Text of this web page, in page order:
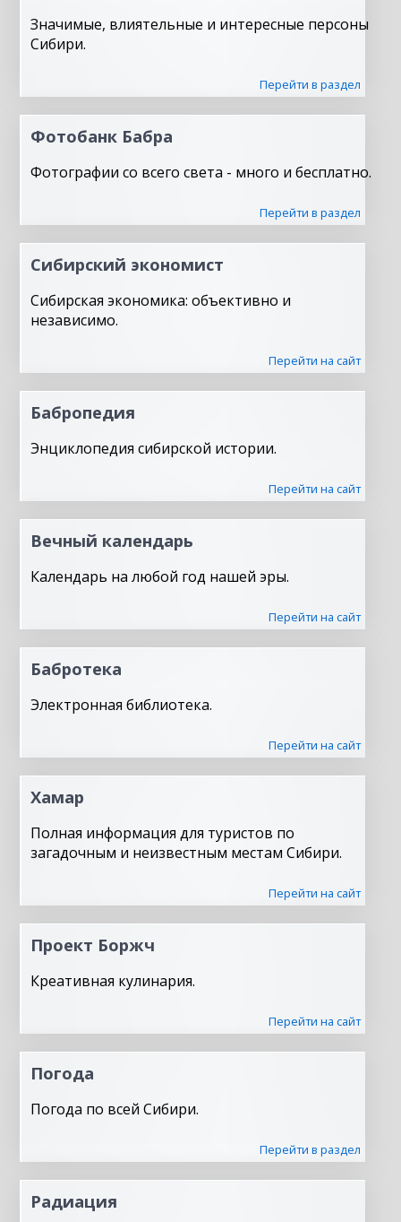
Значимые, влиятельные и интересные персоны
Сибири.
Перейти в раздел
Фотобанк Бабра
Фотографии со всего света - много и бесплатно.
Перейти в раздел
Сибирский экономист
Сибирская экономика: объективно и
независимо.
Перейти на сайт
Бабропедия
Энциклопедия сибирской истории.
Перейти на сайт
Вечный календарь
Календарь на любой год нашей эры.
Перейти на сайт
Бабротека
Электронная библиотека.
Перейти на сайт
Хамар
Полная информация для туристов по
загадочным и неизвестным местам Сибири.
Перейти на сайт
Проект Боржч
Креативная кулинария.
Перейти на сайт
Погода
Погода по всей Сибири.
Перейти в раздел
Радиация